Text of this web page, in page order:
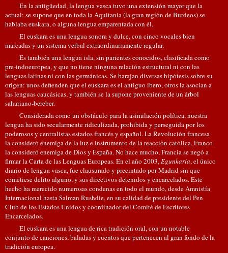
En la antigüedad, la lengua vasca tuvo una extensión mayor que la
actual: se supone que en toda la Aquitania (la gran región de Burdeos) se
hablaba euskara, o alguna lengua emparentada con él.
El euskara es una lengua sonora y dulce, con cinco vocales bien
marcadas y un sistema verbal extraordinariamente regular.
Es también una lengua isla, sin parientes conocidos, clasificada como
pre-indoeuropea, y que no tiene ninguna relación estructural ni con las
lenguas latinas ni con las germánicas. Se barajan diversas hipótesis sobre su
origen: unos defienden que el euskara es el antiguo ibero, otros la asocian a
las lenguas caucásicas, y también se la supone proveniente de un árbol
sahariano-bereber.
Considerada como un obstáculo para la asimilación política, nuestra
lengua ha sido secularmente ridiculizada, prohibida y perseguida por los
poderosos y centralistas estados francés y español. La Revolución francesa
la consideró enemiga de la luz e instrumento de la reacción católica, Franco
la consideró enemiga de Dios y España. No hace mucho, Francia se negó a
firmar la Carta de las Lenguas Europeas. En el año 2003,Egunkaria, el único
diario de lengua vasca, fue clausurado y precintado por Madrid sin que
cometiese delito alguno, y sus directivos detenidos y encarcelados. Este
hecho ha merecido numerosas condenas en todo el mundo, desde Amnistía
Internacional hasta Salman Rushdie, en su calidad de presidente del Pen
Club de los Estados Unidos y coordinador del Comité de Escritores
Encarcelados.
El euskara es una lengua de rica tradición oral, con un notable
conjunto de canciones, baladas y cuentos que pertenecen al gran fondo de la
tradición europea.